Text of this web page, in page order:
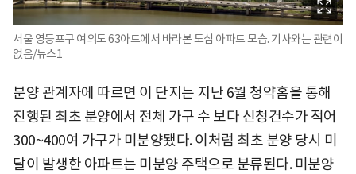
서울 영등포구 여의도 63아트에서 바라본 도심 아파트 모습. 기사와는 관련이
없음/뉴스1
분양 관계자에 따르면 이 단지는 지난 6월 청약홈을 통해
진행된 최초 분양에서 전체 가구 수 보다 신청건수가 적어
300~400여 가구가 미분양됐다. 이처럼 최초 분양 당시 미
달이 발생한 아파트는 미분양 주택으로 분류된다. 미분양